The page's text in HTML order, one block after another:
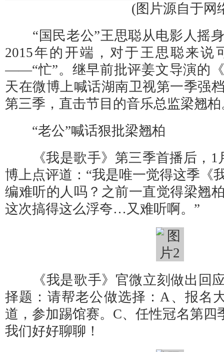
(图片源自于网
“国民老公”王思聪从电影人摇身
2015年的开端，对于王思聪来说
——“忙”。继早前批评姜文导演的
天在微博上喊话湖南卫视第一季强
第三季，直击节目的音乐总监梁翘柏
“老公”喊话狠批梁翘柏
《我是歌手》第三季首播后，1
博上点评道：“我是唯一觉得这季《
编难听的人吗？之前一直觉得梁翘
这次搞得这么浮夸…又难听啊。”
《我是歌手》官微立刻做出回应
择题：请帮老公做选择：A、报名
道，参加踢馆赛。C、任性冠名第四
我们好好聊聊！